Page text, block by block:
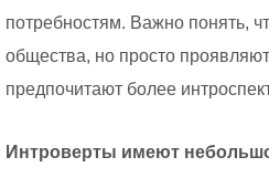
потребностям. Важно понять,
общества, но просто
предпочитают более
Интроверты имеют